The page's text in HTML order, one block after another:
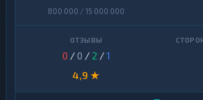
800 000 / 15 000 000
0 / 0 / 2 /1
4,9 ★